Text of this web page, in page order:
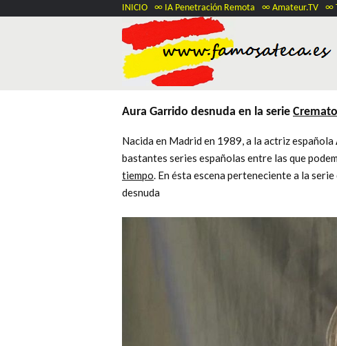
INICIO ∞ IA Penetración Remota ∞ Amateur.TV ∞
Aura Garrido desnuda en la serie
Nacida en Madrid en 1989, a la actriz española
bastantes series españolas entre las que
tiempo. En ésta escena perteneciente a la
desnuda